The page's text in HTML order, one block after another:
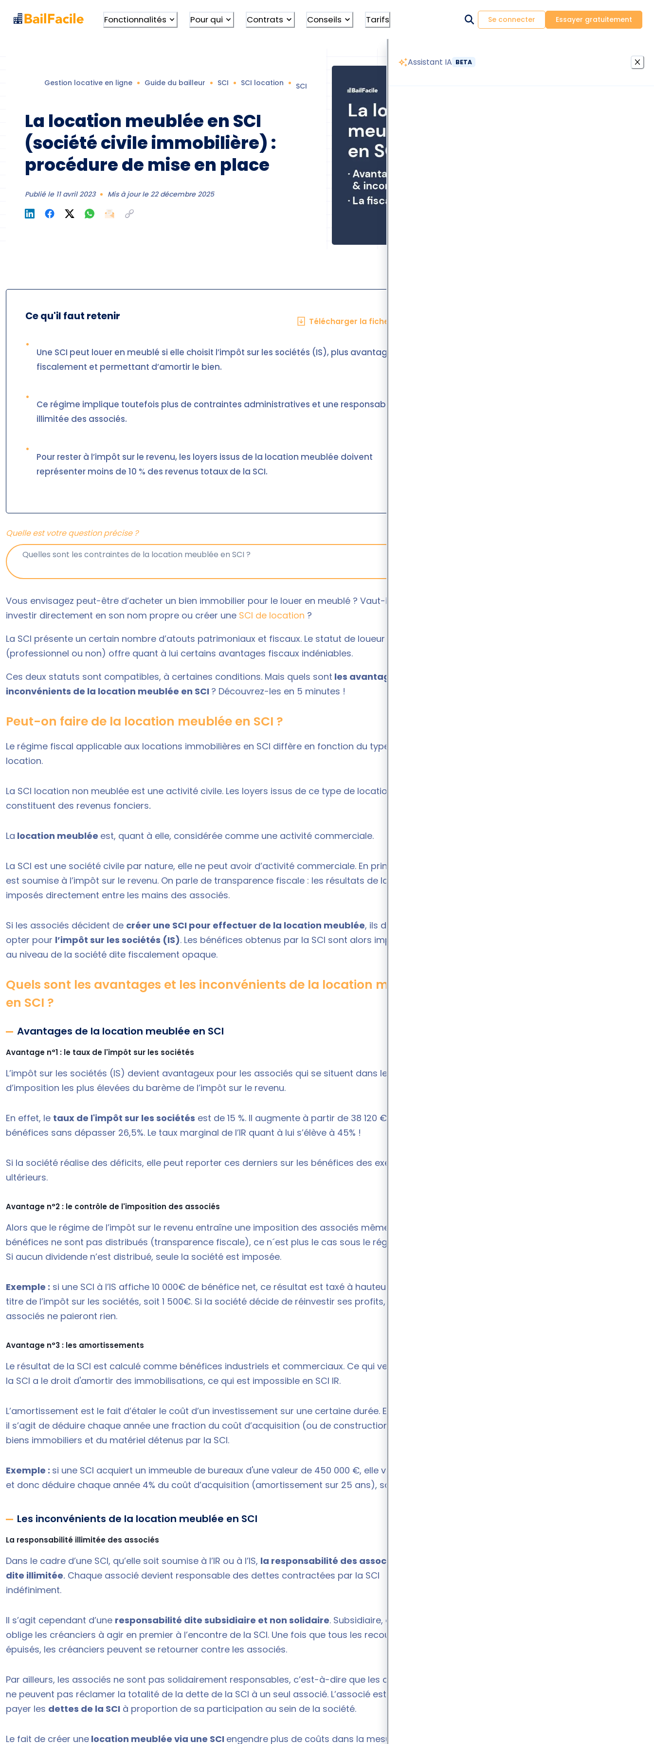
Assistant IA BETA
Fonctionnalités Pour qui Contrats Conseils Tarifs Se connecter Essayer gratuitement
Gestion locative en ligne Guide du bailleur SCI SCI location SCI location meublée
La location meublée en SCI
(société civile immobilière) :
procédure de mise en place
Publié le 11 avril 2023 Mis à jour le 22 décembre 2025
Ce qu'il faut retenir
•
Une SCI peut louer en meublé si elle choisit l’impôt sur les sociétés (IS), plus avantageux
fiscalement et permettant d’amortir le bien.
•
Ce régime implique toutefois plus de contraintes administratives et une responsabilité
illimitée des associés.
•
Pour rester à l’impôt sur le revenu, les loyers issus de la location meublée doivent
représenter moins de 10 % des revenus totaux de la SCI.
Télécharger la fiche en PDF
Quelle est votre question précise ?
Vous envisagez peut-être d’acheter un bien immobilier pour le louer en meublé ? Vaut-il mieux
investir directement en son nom propre ou créer une SCI de location ?
La SCI présente un certain nombre d’atouts patrimoniaux et fiscaux. Le statut de loueur en meublé
(professionnel ou non) offre quant à lui certains avantages fiscaux indéniables.
Ces deux statuts sont compatibles, à certaines conditions. Mais quels sont les avantages et les
inconvénients de la location meublée en SCI ? Découvrez-les en 5 minutes !
Peut-on faire de la location meublée en SCI ?
Le régime fiscal applicable aux locations immobilières en SCI diffère en fonction du type de
location.
La SCI location non meublée est une activité civile. Les loyers issus de ce type de location
constituent des revenus fonciers.
La location meublée est, quant à elle, considérée comme une activité commerciale.
La SCI est une société civile par nature, elle ne peut avoir d’activité commerciale. En principe, la SCI
est soumise à l’impôt sur le revenu. On parle de transparence fiscale : les résultats de la SCI sont
imposés directement entre les mains des associés.
Si les associés décident de créer une SCI pour effectuer de la location meublée, ils doivent
opter pour l’impôt sur les sociétés (IS). Les bénéfices obtenus par la SCI sont alors imposables
au niveau de la société dite fiscalement opaque.
Quels sont les avantages et les inconvénients de la location meublée
en SCI ?
Avantages de la location meublée en SCI
Avantage n°1 : le taux de l'impôt sur les sociétés
L’impôt sur les sociétés (IS) devient avantageux pour les associés qui se situent dans les tranches
d’imposition les plus élevées du barème de l’impôt sur le revenu.
En effet, le taux de l'impôt sur les sociétés est de 15 %. Il augmente à partir de 38 120 € de
bénéfices sans dépasser 26,5%. Le taux marginal de l’IR quant à lui s’élève à 45% !
Si la société réalise des déficits, elle peut reporter ces derniers sur les bénéfices des exercices
ultérieurs.
Avantage n°2 : le contrôle de l'imposition des associés
Alors que le régime de l’impôt sur le revenu entraîne une imposition des associés même si les
bénéfices ne sont pas distribués (transparence fiscale), ce n´est plus le cas sous le régime de l’IS.
Si aucun dividende n’est distribué, seule la société est imposée.
Exemple : si une SCI à l’IS affiche 10 000€ de bénéfice net, ce résultat est taxé à hauteur de 15% au
titre de l’impôt sur les sociétés, soit 1 500€. Si la société décide de réinvestir ses profits, les
associés ne paieront rien.
Avantage n°3 : les amortissements
Le résultat de la SCI est calculé comme bénéfices industriels et commerciaux. Ce qui veut dire que
la SCI a le droit d'amortir des immobilisations, ce qui est impossible en SCI IR.
L’amortissement est le fait d’étaler le coût d’un investissement sur une certaine durée. En pratique,
il s’agit de déduire chaque année une fraction du coût d’acquisition (ou de construction) des
biens immobiliers et du matériel détenus par la SCI.
Exemple : si une SCI acquiert un immeuble de bureaux d'une valeur de 450 000 €, elle va l’amortir
et donc déduire chaque année 4% du coût d’acquisition (amortissement sur 25 ans), soit 18 000 €.
Les inconvénients de la location meublée en SCI
La responsabilité illimitée des associés
Dans le cadre d’une SCI, qu’elle soit soumise à l’IR ou à l’IS, la responsabilité des associés est
dite illimitée. Chaque associé devient responsable des dettes contractées par la SCI
indéfiniment.
Il s’agit cependant d’une responsabilité dite subsidiaire et non solidaire. Subsidiaire, car la loi
oblige les créanciers à agir en premier à l’encontre de la SCI. Une fois que tous les recours ont été
épuisés, les créanciers peuvent se retourner contre les associés.
Par ailleurs, les associés ne sont pas solidairement responsables, c’est-à-dire que les créanciers
ne peuvent pas réclamer la totalité de la dette de la SCI à un seul associé. L’associé est tenu de
payer les dettes de la SCI à proportion de sa participation au sein de la société.
Le fait de créer une location meublée via une SCI engendre plus de coûts dans la mesure où la